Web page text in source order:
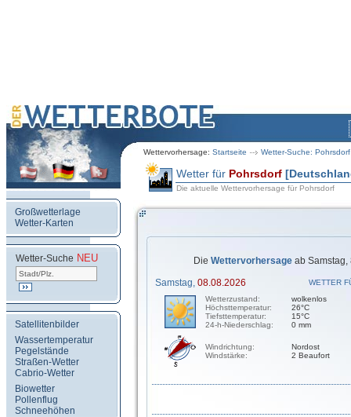
Wettervorhersage: Startseite Wetter-Suche: Pohrsdorf
Großwetterlage
Wetter-Karten
Wetter-Suche NEU
Satellitenbilder
Wassertemperatur
Pegelstände
Straßen-Wetter
Cabrio-Wetter
Biowetter
Pollenflug
Schneehöhen
Wetter für Pohrsdorf
Die aktuelle Wettervorhersage für Pohrsdorf
Die Wettervorhersage ab Samstag,
Samstag, 08.08.2026
WETTER
Wetterzustand:
Höchsttemperatur:
Tiefsttemperatur:
24-h-Niederschlag:
wolkenlos
26°C
15°C
0 mm
Windrichtung:
Windstärke:
Nordost
2 Beaufort